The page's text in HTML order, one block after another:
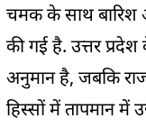
चमक के साथ बारिश
की गई है. उत्तर
अनुमान है, जबकि
हिस्सों में तापमान में